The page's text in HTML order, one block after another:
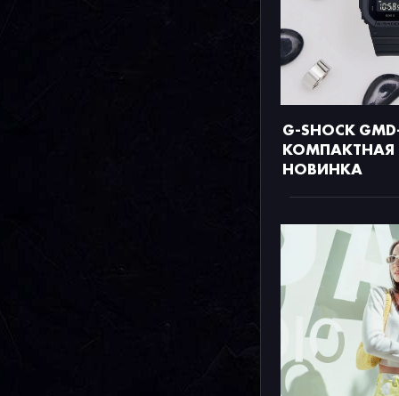
G-SHOCK
КОМПАКТНАЯ
НОВИНКА